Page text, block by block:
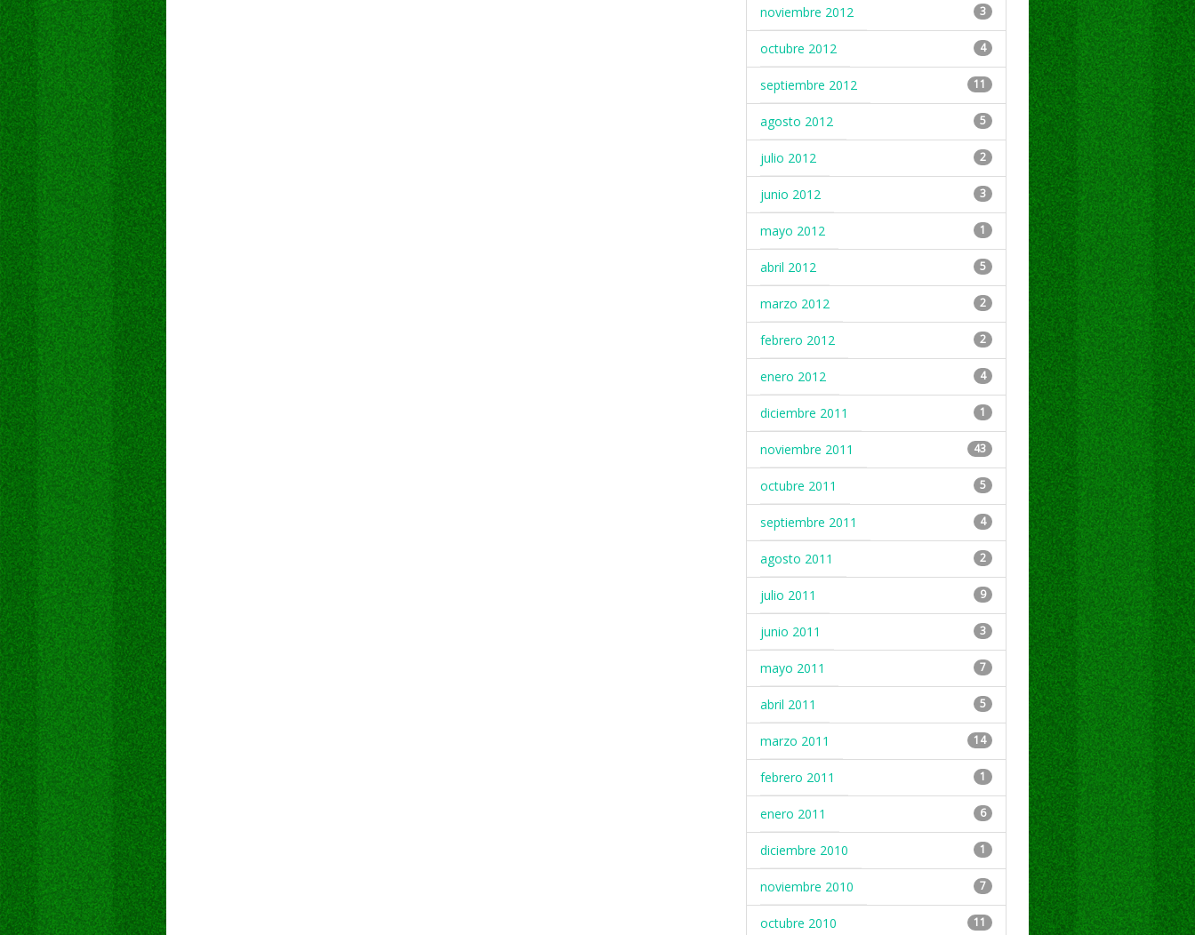
noviembre 2012 3
octubre 2012 4
septiembre 2012 11
agosto 2012 5
julio 2012 2
junio 2012 3
mayo 2012 1
abril 2012 5
marzo 2012 2
febrero 2012 2
enero 2012 4
diciembre 2011 1
noviembre 2011 43
octubre 2011 5
septiembre 2011 4
agosto 2011 2
julio 2011 9
junio 2011 3
mayo 2011 7
abril 2011 5
marzo 2011 14
febrero 2011 1
enero 2011 6
diciembre 2010 1
noviembre 2010 7
octubre 2010 11